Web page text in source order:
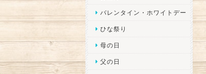
バレンタイン・ホワイトデー
ひな祭り
母の日
父の日